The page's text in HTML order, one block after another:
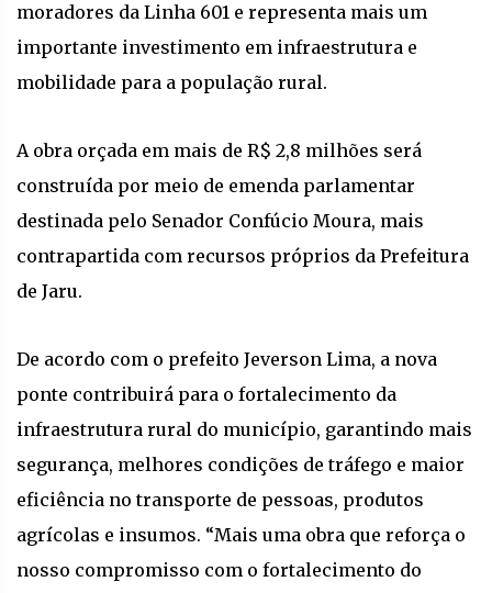
moradores da Linha 601 e representa mais um
importante investimento em infraestrutura e
mobilidade para a população rural.
A obra orçada em mais de R$ 2,8 milhões será
construída por meio de emenda parlamentar
destinada pelo Senador Confúcio Moura, mais
contrapartida com recursos próprios da Prefeitura
de Jaru.
De acordo com o prefeito Jeverson Lima, a nova
ponte contribuirá para o fortalecimento da
infraestrutura rural do município, garantindo mais
segurança, melhores condições de tráfego e maior
eficiência no transporte de pessoas, produtos
agrícolas e insumos. “Mais uma obra que reforça o
nosso compromisso com o fortalecimento do